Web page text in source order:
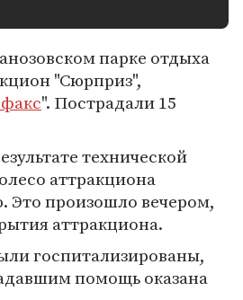
парке отдыха
"Сюрприз",
". Пострадали 15
технической
аттракциона
Это произошло вечером,
аттракциона.
госпитализированы,
помощь оказана